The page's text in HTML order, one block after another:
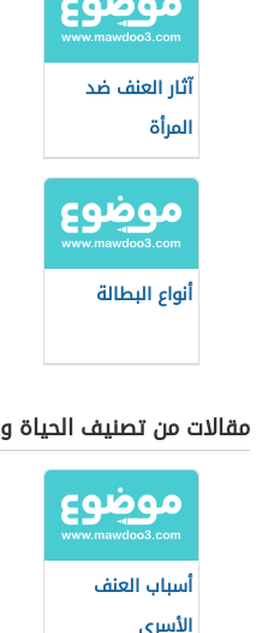
آثار العنف ضد
المرأة
أنواع البطالة
مقالات من تصنيف الحياة
أسباب العنف
الأسري